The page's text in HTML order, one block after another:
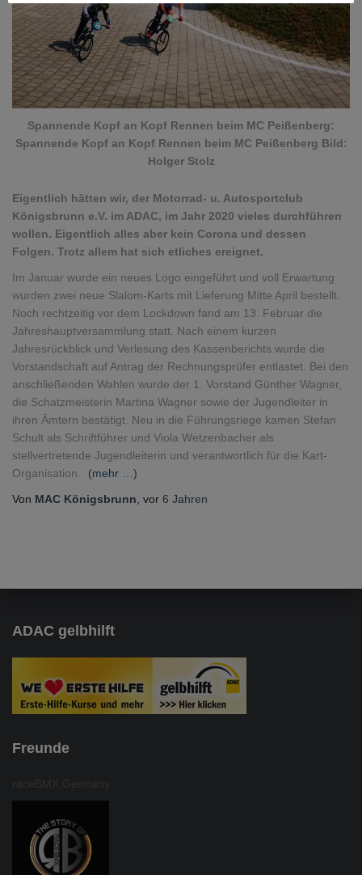
Spannende Kopf an Kopf Rennen beim MC Peißenberg:
Spannende Kopf an Kopf Rennen beim MC Peißenberg Bild:
Holger Stolz
Eigentlich hätten wir, der Motorrad- u. Autosportclub
Königsbrunn e.V. im ADAC, im Jahr 2020 vieles durchführen
wollen. Eigentlich alles aber kein Corona und dessen
Folgen. Trotz allem hat sich etliches ereignet.
Im Januar wurde ein neues Logo eingeführt und voll Erwartung
wurden zwei neue Slalom-Karts mit Lieferung Mitte April bestellt.
Noch rechtzeitig vor dem Lockdown fand am 13. Februar die
Jahreshauptversammlung statt. Nach einem kurzen
Jahresrückblick und Verlesung des Kassenberichts wurde die
Vorstandschaft auf Antrag der Rechnungsprüfer entlastet. Bei den
anschließenden Wahlen wurde der 1. Vorstand Günther Wagner,
die Schatzmeisterin Martina Wagner sowie der Jugendleiter in
ihren Ämtern bestätigt. Neu in die Führungsriege kamen Stefan
Schult als Schriftführer und Viola Wetzenbacher als
stellvertretende Jugendleiterin und verantwortlich für die Kart-
Organisation.
(mehr …)
Von MAC Königsbrunn , vor 6 Jahren
ADAC gelbhilft
Freunde